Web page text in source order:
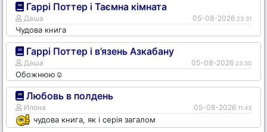
Гаррі Поттер і Таємна кімната
Даша 05-08-2026 23:31
Чудова книга
Гаррі Поттер і в’язень Азкабану
Даша 05-08-2026 23:30
Обожнюю☺️
Любовь в полдень
Илона 05-08-2026 11:43
чудова книга, як і серія загалом